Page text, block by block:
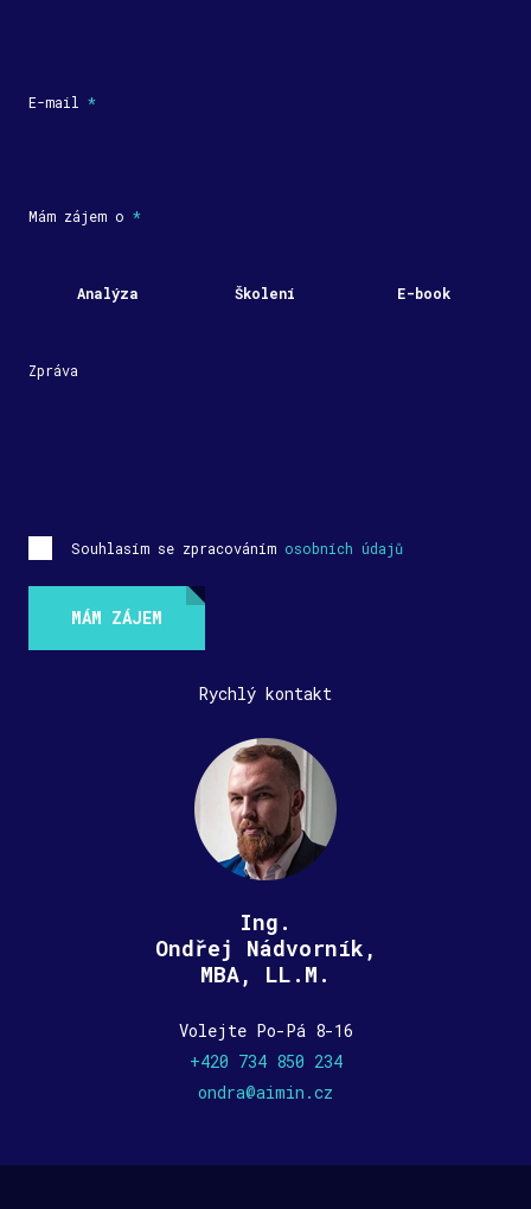
E-mail *
Mám zájem o *
Analýza Školení E-book
Zpráva
Souhlasím se zpracováním osobních údajů
MÁM ZÁJEM
Rychlý kontakt
Ing.
Ondřej Nádvorník,
MBA, LL.M.
Volejte Po-Pá 8-16
+420 734 850 234
ondra@aimin.cz